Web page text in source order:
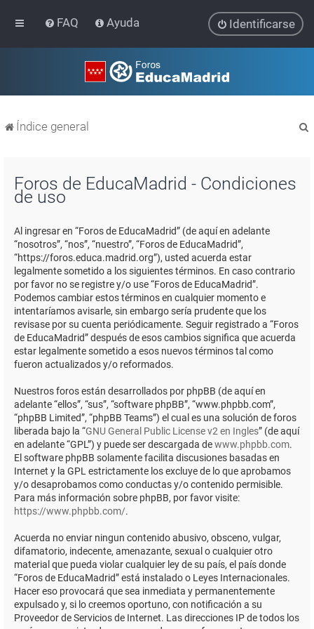
FAQ Ayuda Identificarse
Índice general
Foros de EducaMadrid - Condiciones
de uso
Al ingresar en “Foros de EducaMadrid” (de aquí en adelante
“nosotros”, “nos”, “nuestro”, “Foros de EducaMadrid”,
“https://foros.educa.madrid.org”), usted acuerda estar
legalmente sometido a los siguientes términos. En caso contrario
por favor no se registre y/o use “Foros de EducaMadrid”.
Podemos cambiar estos términos en cualquier momento e
intentaríamos avisarle, sin embargo sería prudente que los
revisase por su cuenta periódicamente. Seguir registrado a “Foros
de EducaMadrid” después de esos cambios significa que acuerda
estar legalmente sometido a esos nuevos términos tal como
fueron actualizados y/o reformados.
Nuestros foros están desarrollados por phpBB (de aquí en
adelante “ellos”, “sus”, “software phpBB”, “www.phpbb.com”,
“phpBB Limited”, “phpBB Teams”) el cual es una solución de foros
liberada bajo la “GNU General Public License v2 en Ingles” (de aquí
en adelante “GPL”) y puede ser descargada dewww.phpbb.com.
El software phpBB solamente facilita discusiones basadas en
Internet y la GPL estrictamente los excluye de lo que aprobamos
y/o desaprobamos como conductas y/o contenido permisible.
Para más información sobre phpBB, por favor visite:
https://www.phpbb.com/.
Acuerda no enviar ningun contenido abusivo, obsceno, vulgar,
difamatorio, indecente, amenazante, sexual o cualquier otro
material que pueda violar cualquier ley de su país, el país donde
“Foros de EducaMadrid” está instalado o Leyes Internacionales.
Hacer eso provocará que sea inmediata y permanentemente
expulsado y, si lo creemos oportuno, con notificación a su
Proveedor de Servicios de Internet. Las direcciones IP de todos los